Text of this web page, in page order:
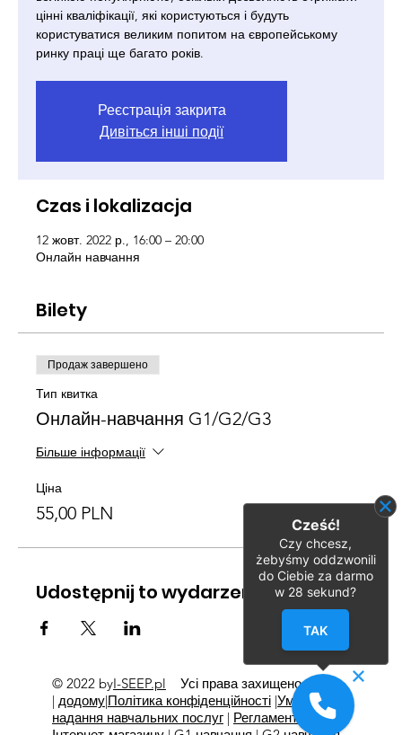
цінні кваліфікації, які користуються і будуть
користуватися великим попитом на європейському
ринку праці ще багато років.
Реєстрація закрита
Дивіться інші події
Czas i lokalizacja
12 жовт. 2022 р., 16:00 – 20:00
Онлайн навчання
Bilety
Продаж завершено
Тип квитка
Онлайн-навчання G1/G2/G3
Більше інформації
Ціна
55,00 PLN
Udostępnij to wydarzenie
© 2022 byI-SEEP.pl
Усі права захищено
| додому|Політика конфіденційності|Умови
надання навчальних послуг| Регламент
Cześć!
Czy chcesz,
żebyśmy oddzwonili
do Ciebie za darmo
w 28 sekund?
TAK